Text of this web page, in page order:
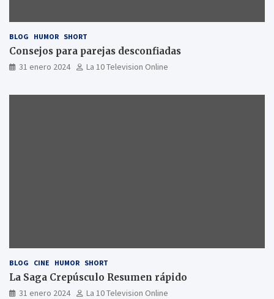
BLOG HUMOR SHORT
Consejos para parejas desconfiadas
31 enero 2024 La 10 Television Online
BLOG CINE HUMOR SHORT
La Saga Crepúsculo Resumen rápido
31 enero 2024 La 10 Television Online